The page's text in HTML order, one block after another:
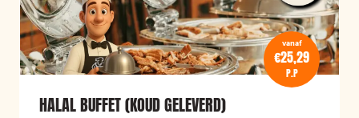
vanaf
€25,29
P.P
HALAL BUFFET (KOUD GELEVERD)